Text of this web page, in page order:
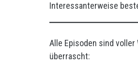
Interessanterweise
Alle Episoden sind
überrascht: